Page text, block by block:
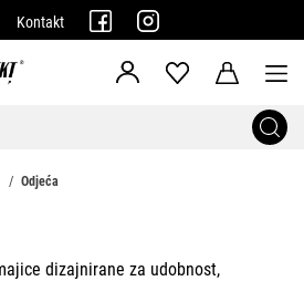
Kontakt
Odjeća
dizajnirane za udobnost,